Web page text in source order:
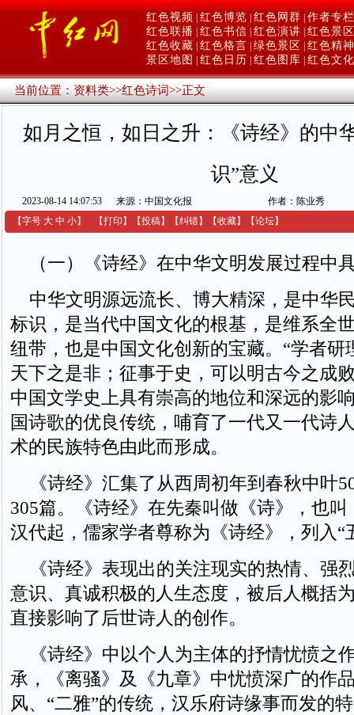
红色视频 红色博览 红色网群 作者专栏
红色联播 红色书信 红色演讲 红色景区
红色收藏 红色格言 绿色景区
红色精神
景区地图
红色日历 红色图库 红色文化
当前位置：资料类>>红色诗词>>正文
如月之恒，如日之升：《诗经》的中
识”意义
2023-08-14 14:07:53 来源：中国文化报
作者：陈业秀
【字号 大 中 小】 【打印 】 【投稿】 【纠错】 【收藏】 【论坛】
（一）《诗经》在中华文明发展过程中
中华文明源远流长、博大精深，是中华
标识，是当代中国文化的根基，是维系全
纽带，也是中国文化创新的宝藏。“学者研
天下之是非；征事于史，可以明古今之成
中国文学史上具有崇高的地位和深远的影
国诗歌的优良传统，哺育了一代又一代诗
术的民族特色由此而形成。
《诗经》汇集了从西周初年到春秋中叶
305篇。《诗经》在先秦叫做《诗》，也
汉代起，儒家学者尊称为《诗经》，列入“
《诗经》表现出的关注现实的热情、强
意识、真诚积极的人生态度，被后人概括
直接影响了后世诗人的创作。
《诗经》中以个人为主体的抒情忧愤之
承，《离骚》及《九章》中忧愤深广的作
风、“二雅”的传统，汉乐府诗缘事而发的